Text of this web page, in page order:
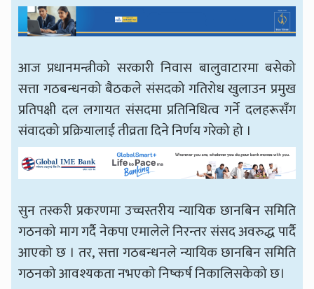
आज प्रधानमन्त्रीको सरकारी निवास बालुवाटारमा बसेको
सत्ता गठबन्धनको बैठकले संसदको गतिरोध खुलाउन प्रमुख
प्रतिपक्षी दल लगायत संसदमा प्रतिनिधित्व गर्ने दलहरूसँग
संवादको प्रक्रियालाई तीव्रता दिने निर्णय गरेको हो ।
सुन तस्करी प्रकरणमा उच्चस्तरीय न्यायिक छानबिन समिति
गठनको माग गर्दै नेकपा एमालेले निरन्तर संसद अवरुद्ध पार्दै
आएको छ । तर, सत्ता गठबन्धनले न्यायिक छानबिन समिति
गठनको आवश्यकता नभएको निष्कर्ष निकालिसकेको छ।